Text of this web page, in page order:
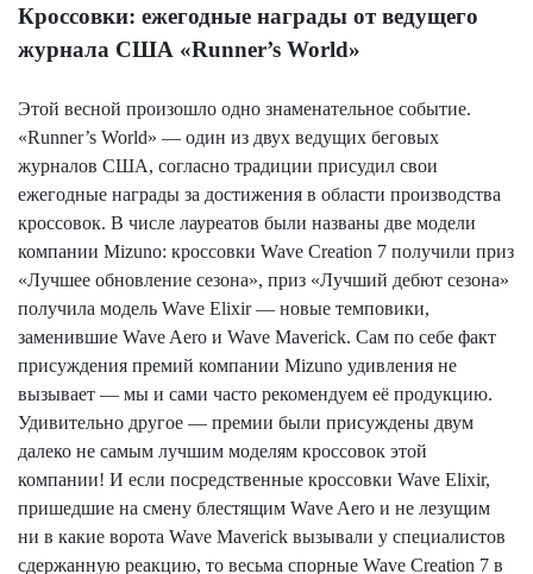
Кроссовки: ежегодные награды от ведущего
журнала США «Runner’s World»
Этой весной произошло одно знаменательное событие.
«Runner’s World» — один из двух ведущих беговых
журналов США, согласно традиции присудил свои
ежегодные награды за достижения в области производства
кроссовок. В числе лауреатов были названы две модели
компании Mizuno: кроссовки Wave Creation 7 получили приз
«Лучшее обновление сезона», приз «Лучший дебют сезона»
получила модель Wave Elixir— новые темповики,
заменившие Wave Aero и Wave Maverick. Сам по себе факт
присуждения премий компании Mizuno удивления не
вызывает — мы и сами часто рекомендуем её продукцию.
Удивительно другое — премии были присуждены двум
далеко не самым лучшим моделям кроссовок этой
компании! И если посредственные кроссовки Wave Elixir,
пришедшие на смену блестящим Wave Aero и не лезущим
ни в какие ворота Wave Maverick вызывали у специалистов
сдержанную реакцию, то весьма спорные Wave Creation 7 в